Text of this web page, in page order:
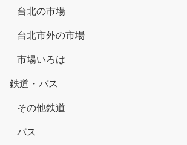
台北の市場
台北市外の市場
市場いろは
鉄道・バス
その他鉄道
バス